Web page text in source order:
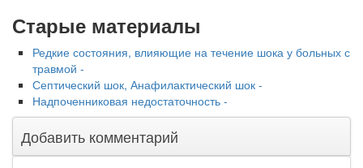
Старые материалы
Редкие состояния, влияющие на течение шока у больных с
травмой -
Септический шок, Анафилактический шок -
Надпоченниковая недостаточность -
Добавить комментарий